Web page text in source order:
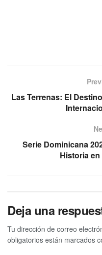
Las Terrenas: El
Serie Dominicana
Historia
Deja una
Tu dirección de correo
obligatorios están marcados